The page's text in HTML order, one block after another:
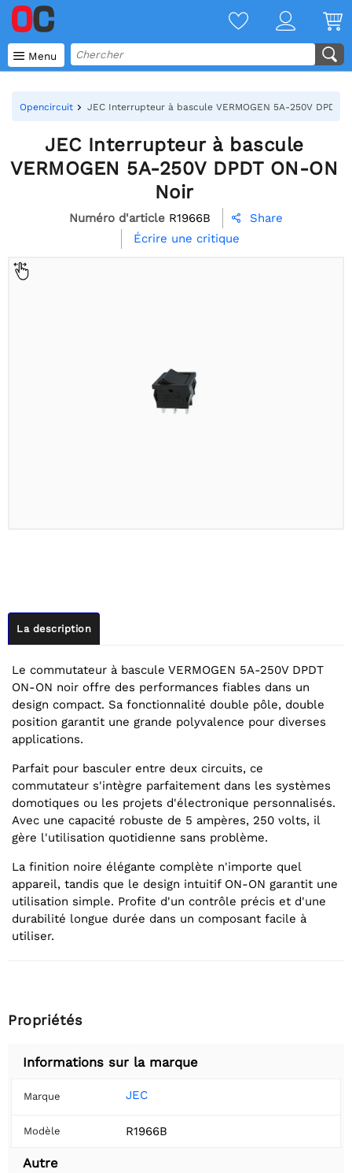
 Menu
Opencircuit JEC Interrupteur à bascule VERMOGEN 5A-250V DPDT
JEC Interrupteur à bascule
VERMOGEN 5A-250V DPDT ON-ON
Noir
Numéro d'article R1966B 
Share
Écrire une critique
La description
Le commutateur à bascule VERMOGEN 5A-250V DPDT
ON-ON noir offre des performances fiables dans un
design compact. Sa fonctionnalité double pôle, double
position garantit une grande polyvalence pour diverses
applications.
Parfait pour basculer entre deux circuits, ce
commutateur s'intègre parfaitement dans les systèmes
domotiques ou les projets d'électronique personnalisés.
Avec une capacité robuste de 5 ampères, 250 volts, il
gère l'utilisation quotidienne sans problème.
La finition noire élégante complète n'importe quel
appareil, tandis que le design intuitif ON-ON garantit une
utilisation simple. Profite d'un contrôle précis et d'une
durabilité longue durée dans un composant facile à
utiliser.
Propriétés
Informations sur la marque
Marque JEC
Modèle R1966B
Autre